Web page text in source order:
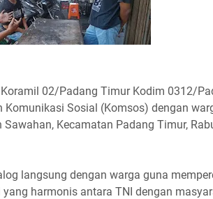
02/Padang Timur Kodim 0312/
Komunikasi Sosial (Komsos) dengan
Kecamatan Padang Timur,
langsung dengan warga guna
harmonis antara TNI dengan